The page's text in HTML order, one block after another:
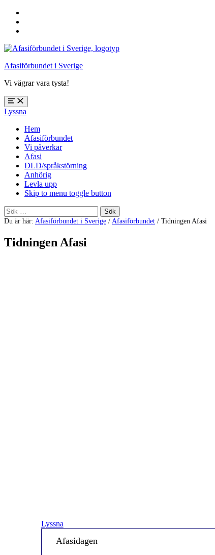
sidfoten
Afasiförbundet i Sverige
Vi vägrar vara tysta!
Öppna
meny:
%s
Lyssna
Hem
Afasiförbundet
Vi påverkar
Afasi
DLD/språkstörning
Anhörig
Levla upp
Skip to menu toggle button
Sök
efter:
Du är här: Afasiförbundet i Sverige /Afasiförbundet / Tidningen Afasi
Tidningen Afasi
Lyssna
Afasidagen